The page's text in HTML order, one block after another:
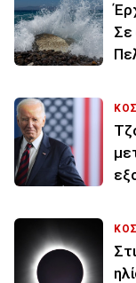
Σε